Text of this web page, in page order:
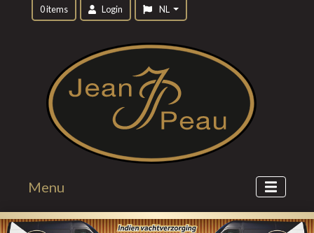
0 items Login NL
Menu